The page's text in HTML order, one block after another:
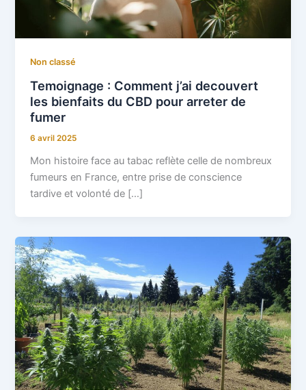
Non classé
Temoignage : Comment j’ai decouvert
les bienfaits du CBD pour arreter de
fumer
6 avril 2025
Mon histoire face au tabac reflète celle de nombreux
fumeurs en France, entre prise de conscience
tardive et volonté de […]